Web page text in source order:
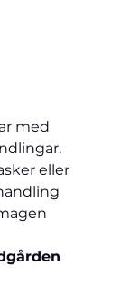
med
eller